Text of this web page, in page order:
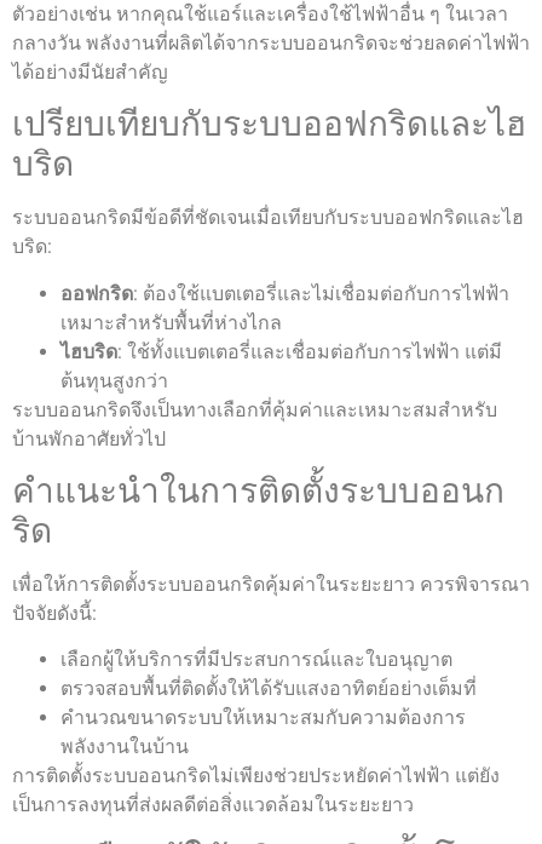
ตัวอย่างเช่น หากคุณใช้แอร์และเครื่องใช้ไฟฟ้าอื่น ๆ ในเวลา
กลางวัน พลังงานที่ผลิตได้จากระบบออนกริดจะช่วยลดค่าไฟฟ้า
ได้อย่างมีนัยสำคัญ
เปรียบเทียบกับระบบออฟกริดและไฮ
บริด
ระบบออนกริดมีข้อดีที่ชัดเจนเมื่อเทียบกับระบบออฟกริดและไฮ
บริด:
ออฟกริด: ต้องใช้แบตเตอรี่และไม่เชื่อมต่อกับการไฟฟ้า
เหมาะสำหรับพื้นที่ห่างไกล
ไฮบริด: ใช้ทั้งแบตเตอรี่และเชื่อมต่อกับการไฟฟ้า แต่มี
ต้นทุนสูงกว่า
ระบบออนกริดจึงเป็นทางเลือกที่คุ้มค่าและเหมาะสมสำหรับ
บ้านพักอาศัยทั่วไป
คำแนะนำในการติดตั้งระบบออนก
ริด
เพื่อให้การติดตั้งระบบออนกริดคุ้มค่าในระยะยาว ควรพิจารณา
ปัจจัยดังนี้:
เลือกผู้ให้บริการที่มีประสบการณ์และใบอนุญาต
ตรวจสอบพื้นที่ติดตั้งให้ได้รับแสงอาทิตย์อย่างเต็มที่
คำนวณขนาดระบบให้เหมาะสมกับความต้องการ
พลังงานในบ้าน
การติดตั้งระบบออนกริดไม่เพียงช่วยประหยัดค่าไฟฟ้า แต่ยัง
เป็นการลงทุนที่ส่งผลดีต่อสิ่งแวดล้อมในระยะยาว